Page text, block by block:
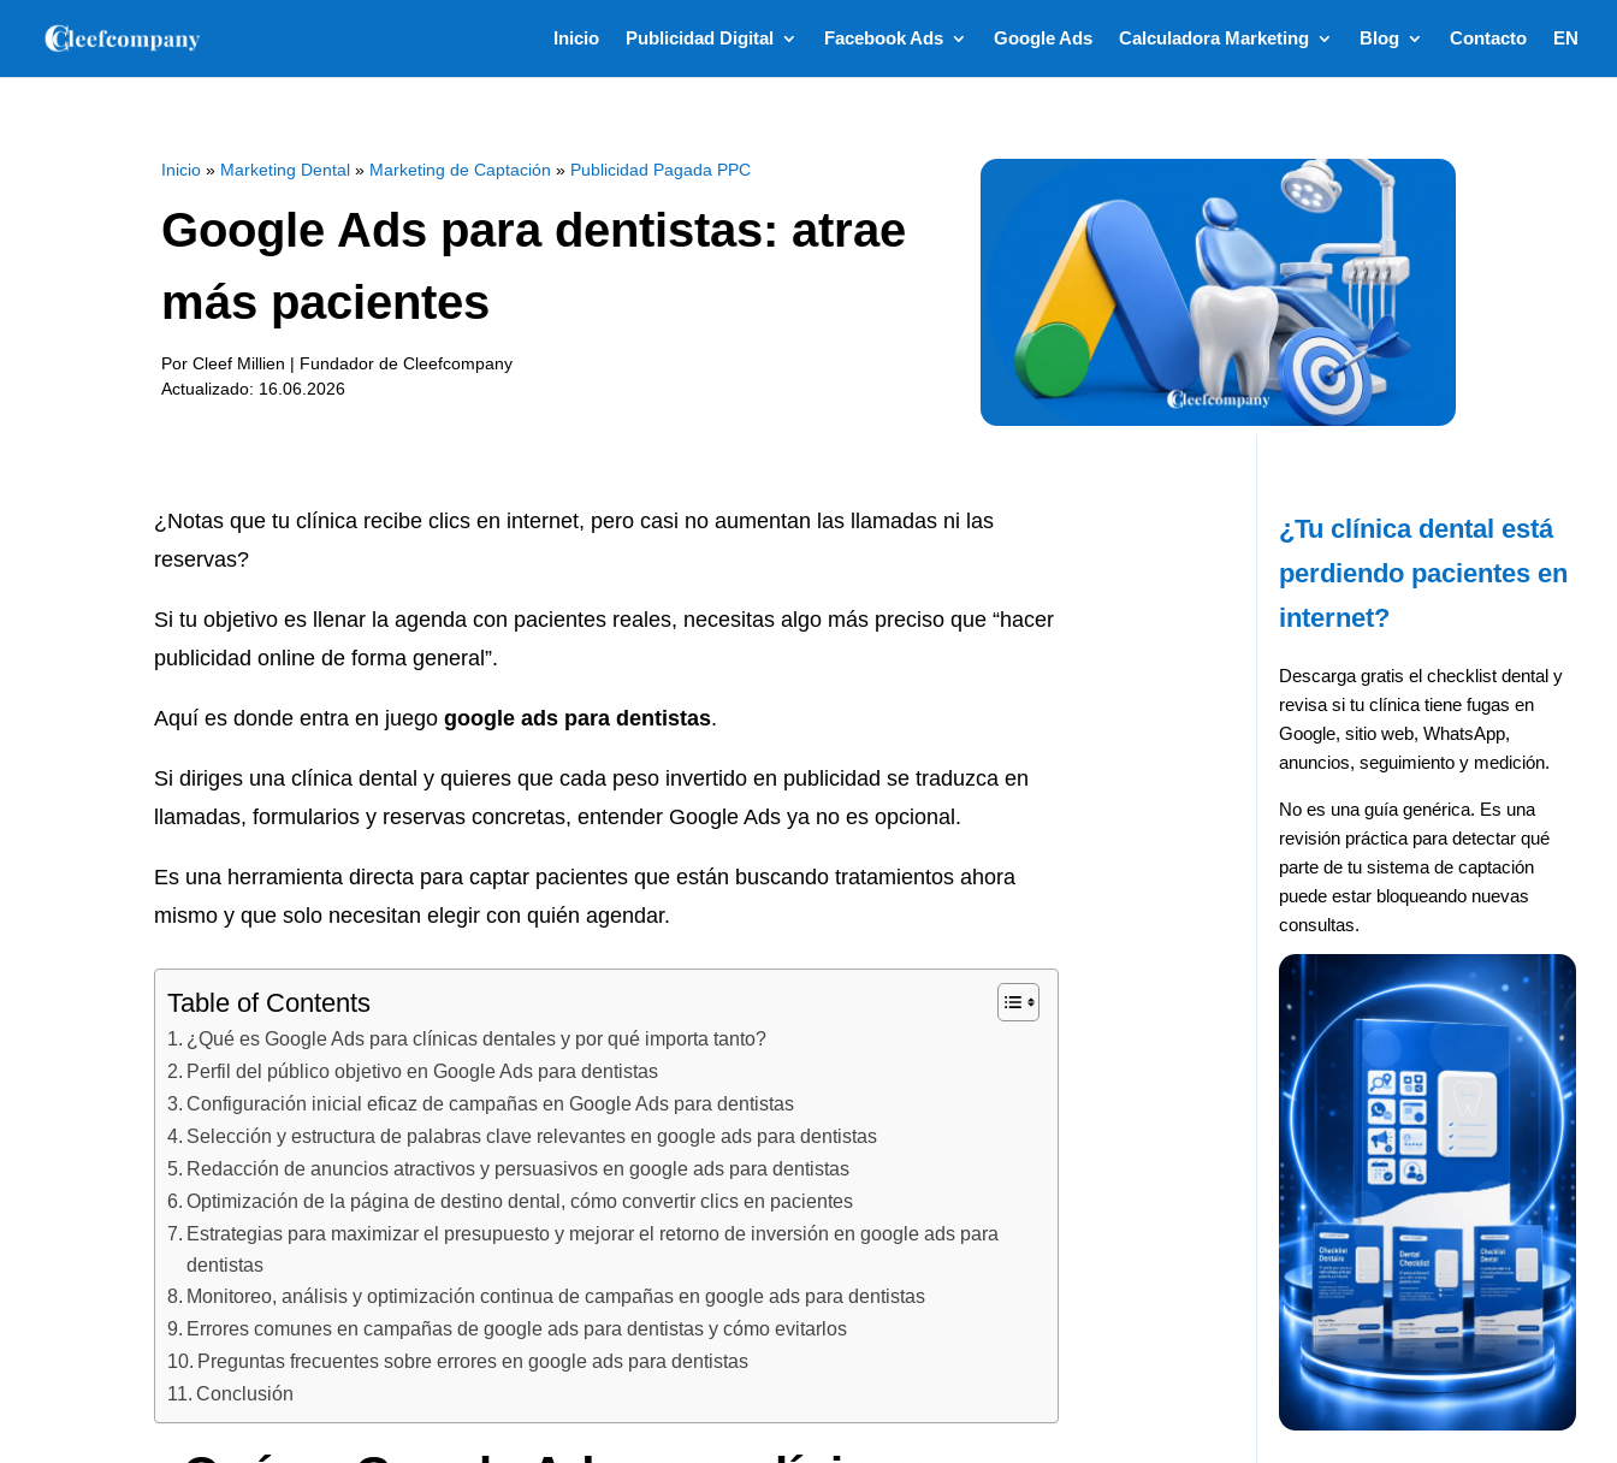
Inicio Publicidad Digital Facebook Ads Google Ads Calculadora Marketing Blog Contacto EN
Inicio » Marketing Dental » Marketing de Captación » Publicidad Pagada PPC
Google Ads para dentistas: atrae
más pacientes
Por Cleef Millien | Fundador de Cleefcompany
Actualizado: 16.06.2026
¿Notas que tu clínica recibe clics en internet, pero casi no aumentan las llamadas ni las
reservas?
Si tu objetivo es llenar la agenda con pacientes reales, necesitas algo más preciso que “hacer
publicidad online de forma general”.
Aquí es donde entra en juego google ads para dentistas.
Si diriges una clínica dental y quieres que cada peso invertido en publicidad se traduzca en
llamadas, formularios y reservas concretas, entender Google Ads ya no es opcional.
Es una herramienta directa para captar pacientes que están buscando tratamientos ahora
mismo y que solo necesitan elegir con quién agendar.
Table of Contents
¿Qué es Google Ads para clínicas dentales y por qué importa tanto?
Perfil del público objetivo en Google Ads para dentistas
Configuración inicial eficaz de campañas en Google Ads para dentistas
Selección y estructura de palabras clave relevantes en google ads para dentistas
Redacción de anuncios atractivos y persuasivos en google ads para dentistas
Optimización de la página de destino dental, cómo convertir clics en pacientes
Estrategias para maximizar el presupuesto y mejorar el retorno de inversión en google ads para
dentistas
Monitoreo, análisis y optimización continua de campañas en google ads para dentistas
Errores comunes en campañas de google ads para dentistas y cómo evitarlos
Preguntas frecuentes sobre errores en google ads para dentistas
Conclusión
¿Tu clínica dental está
perdiendo pacientes en
internet?
Descarga gratis el checklist dental y
revisa si tu clínica tiene fugas en
Google, sitio web, WhatsApp,
anuncios, seguimiento y medición.
No es una guía genérica. Es una
revisión práctica para detectar qué
parte de tu sistema de captación
puede estar bloqueando nuevas
consultas.